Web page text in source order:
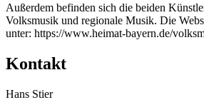
Außerdem befinden sich die beiden
Volksmusik und regionale Musik. Die
unter: https://www.heimat-bayern.de/
Kontakt
Hans Stier